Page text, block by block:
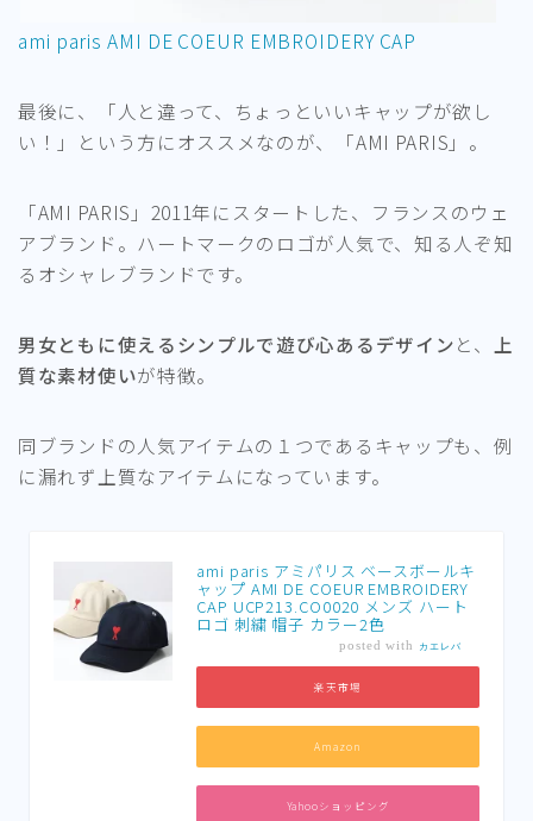
ami paris AMI DE COEUR EMBROIDERY CAP
最後に、「人と違って、ちょっといいキャップが欲し
い！」という方にオススメなのが、「AMI PARIS」。
「AMI PARIS」2011年にスタートした、フランスのウェ
アブランド。ハートマークのロゴが人気で、知る人ぞ知
るオシャレブランドです。
男女ともに使えるシンプルで遊び心あるデザインと、
上
質な素材使いが特徴。
同ブランドの人気アイテムの１つであるキャップも、例
に漏れず上質なアイテムになっています。
ami paris アミパリス ベースボールキ
ャップ AMI DE COEUR EMBROIDERY
CAP UCP213.CO0020 メンズ ハート
ロゴ 刺繍 帽子 カラー2色
posted with カエレバ
楽天市場
Amazon
Yahooショッピング